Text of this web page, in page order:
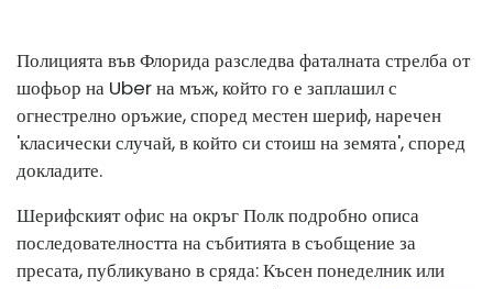
Полицията във Флорида разследва фаталната стрелба от
шофьор на Uber на мъж, който го е заплашил с
огнестрелно оръжие, според местен шериф, наречен
'класически случай, в който си стоиш на земята', според
докладите.
Шерифският офис на окръг Полк подробно описа
последователността на събитията в съобщение за
пресата, публикувано в сряда: Късен понеделник или